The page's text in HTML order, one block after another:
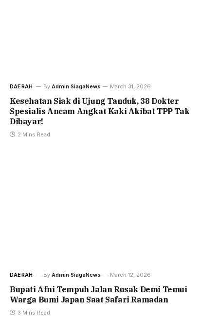
DAERAH By Admin SiagaNews March 31, 2026
Kesehatan Siak di Ujung Tanduk, 38 Dokter
Spesialis Ancam Angkat Kaki Akibat TPP Tak
Dibayar!
2 Mins Read
DAERAH By Admin SiagaNews March 12, 2026
Bupati Afni Tempuh Jalan Rusak Demi Temui
Warga Bumi Japan Saat Safari Ramadan
3 Mins Read